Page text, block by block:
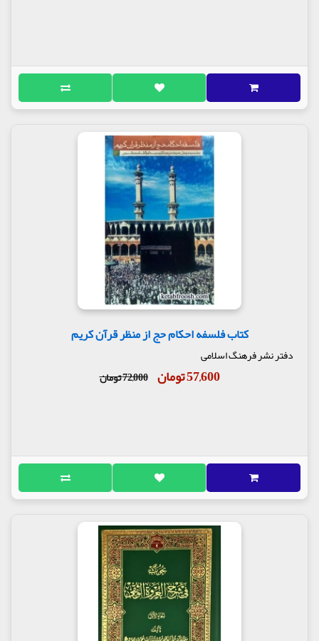
کتاب فلسفه احکام حج از منظر قرآن کریم
دفتر نشر فرهنگ اسلامی
57,600 تومان 72,000 تومان